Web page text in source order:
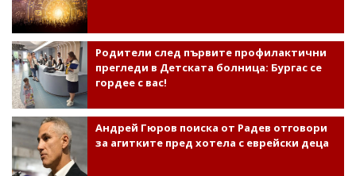
Родители след първите профилактични
прегледи в Детската болница: Бургас се
гордее с вас!
Андрей Гюров поиска от Радев отговори
за агитките пред хотела с еврейски деца